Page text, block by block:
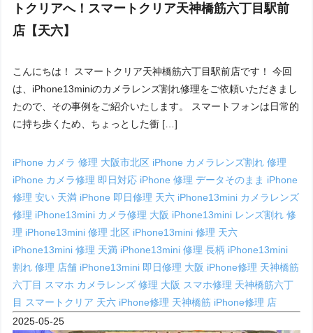
トクリアへ！スマートクリア天神橋筋六丁目駅前
店【天六】
こんにちは！ スマートクリア天神橋筋六丁目駅前店です！ 今回
は、iPhone13miniのカメラレンズ割れ修理をご依頼いただきまし
たので、その事例をご紹介いたします。 スマートフォンは日常的
に持ち歩くため、ちょっとした衝 […]
iPhone カメラ 修理 大阪市北区 iPhone カメラレンズ割れ 修理
iPhone カメラ修理 即日対応 iPhone 修理 データそのまま iPhone
修理 安い 天満 iPhone 即日修理 天六 iPhone13mini カメラレンズ
修理 iPhone13mini カメラ修理 大阪 iPhone13mini レンズ割れ 修
理 iPhone13mini 修理 北区 iPhone13mini 修理 天六
iPhone13mini 修理 天満 iPhone13mini 修理 長柄 iPhone13mini
割れ 修理 店舗 iPhone13mini 即日修理 大阪 iPhone修理 天神橋筋
六丁目 スマホ カメラレンズ 修理 大阪 スマホ修理 天神橋筋六丁
目 スマートクリア 天六 iPhone修理 天神橋筋 iPhone修理 店
2025-05-25